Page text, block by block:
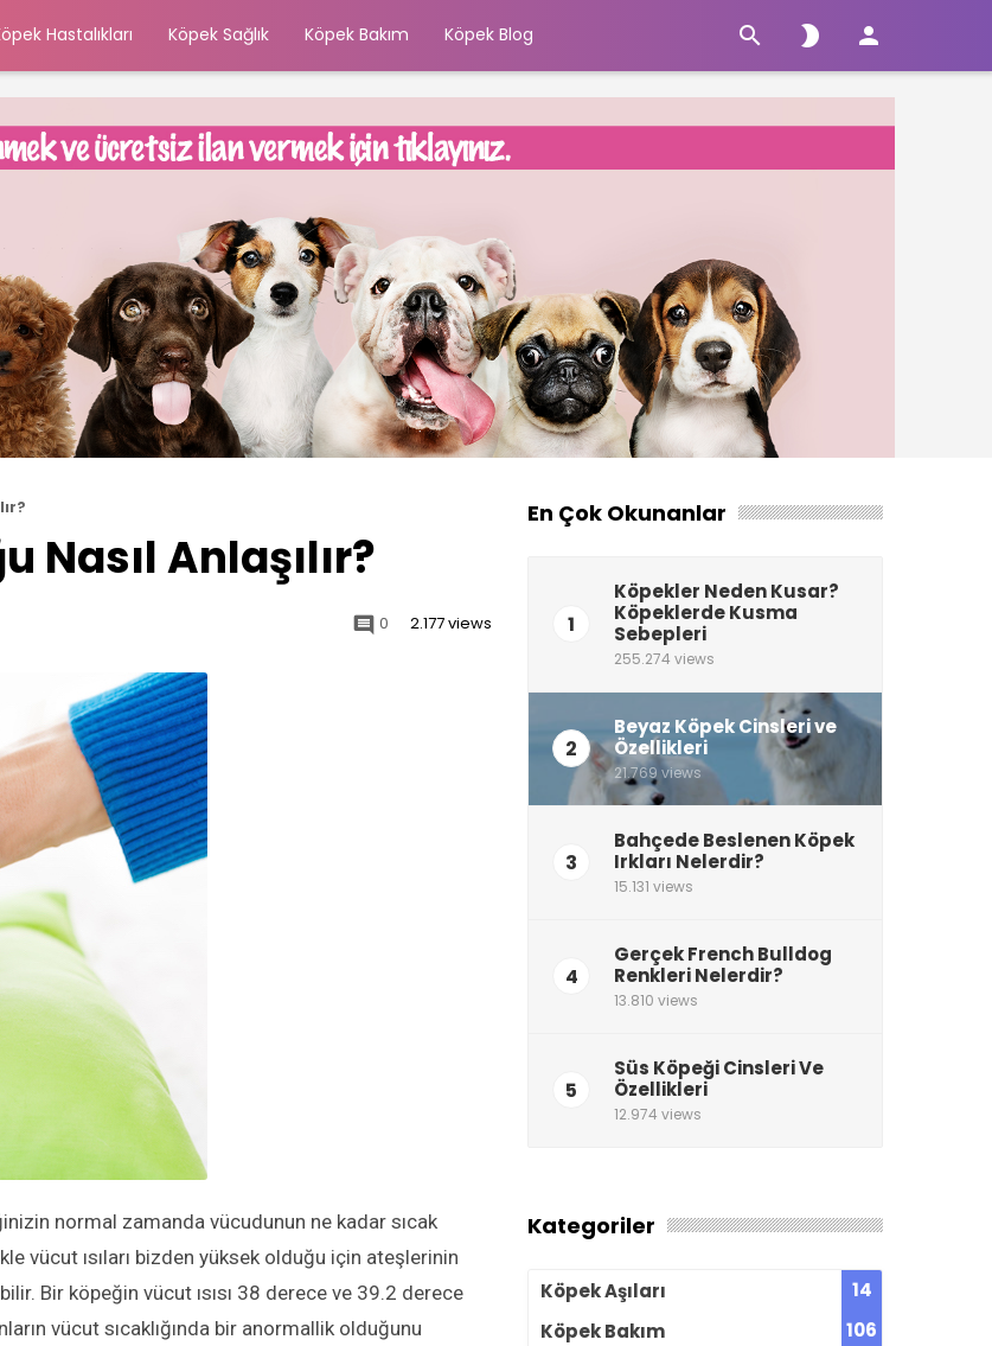
Hastalıkları Köpek Sağlık Köpek Bakım Köpek Blog   
Nasıl Anlaşılır?
 0 2.177 views
normal zamanda vücudunun ne kadar sıcak
vücut ısıları bizden yüksek olduğu için ateşlerinin
Bir köpeğin vücut ısısı 38 derece ve 39.2 derece
vücut sıcaklığında bir anormallik olduğunu
En Çok Okunanlar
1
Köpekler Neden Kusar?
Köpeklerde Kusma
Sebepleri
255.274 views
2
Beyaz Köpek Cinsleri ve
Özellikleri
21.769 views
3
Bahçede Beslenen Köpek
Irkları Nelerdir?
15.131 views
4
Gerçek French Bulldog
Renkleri Nelerdir?
13.810 views
5
Süs Köpeği Cinsleri Ve
Özellikleri
12.974 views
Kategoriler
Köpek Aşıları
14
Köpek Bakım
106